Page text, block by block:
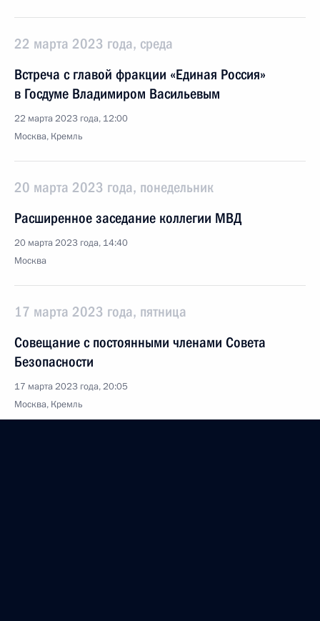
22 марта 2023 года, среда
Встреча с главой фракции «Единая Россия»
в Госдуме Владимиром Васильевым
22 марта 2023 года, 12:00
Москва, Кремль
20 марта 2023 года, понедельник
Расширенное заседание коллегии МВД
20 марта 2023 года, 14:40
Москва
17 марта 2023 года, пятница
Совещание с постоянными членами Совета
Безопасности
17 марта 2023 года, 20:05
Москва, Кремль